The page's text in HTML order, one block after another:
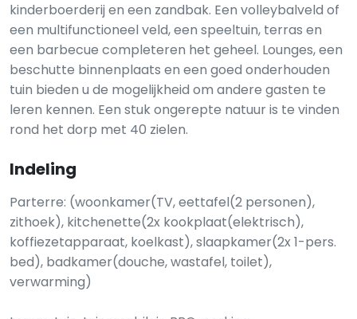
kinderboerderij en een zandbak. Een volleybalveld of
een multifunctioneel veld, een speeltuin, terras en
een barbecue completeren het geheel. Lounges, een
beschutte binnenplaats en een goed onderhouden
tuin bieden u de mogelijkheid om andere gasten te
leren kennen. Een stuk ongerepte natuur is te vinden
rond het dorp met 40 zielen.
Indeling
Parterre: (woonkamer(TV, eettafel(2 personen),
zithoek), kitchenette(2x kookplaat(elektrisch),
koffiezetapparaat, koelkast), slaapkamer(2x 1-pers.
bed), badkamer(douche, wastafel, toilet),
verwarming)